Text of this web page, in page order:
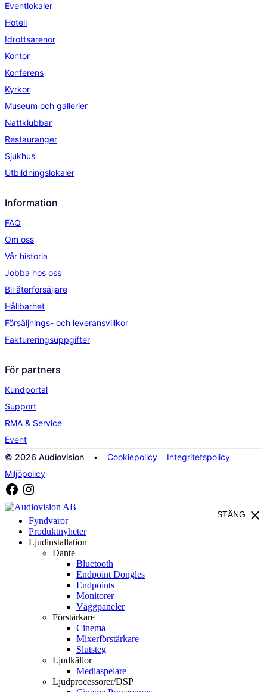
Eventlokaler
Hotell
Idrottsarenor
Kontor
Konferens
Kyrkor
Museum och gallerier
Nattklubbar
Restauranger
Sjukhus
Utbildningslokaler
Information
FAQ
Om oss
Vår historia
Jobba hos oss
Bli återförsäljare
Hållbarhet
Försäljnings- och leveransvillkor
Faktureringsuppgifter
För partners
Kundportal
Support
RMA & Service
Event
© 2026 Audiovision •
Cookiepolicy
Integritetspolicy
Miljöpolicy
close
STÄNG
Fyndvaror
Produktnyheter
Ljudinstallation
Dante
Bluetooth
Endpoint Dongles
Endpoints
Monitorer
Väggpaneler
Förstärkare
Cinema
Mixerförstärkare
Slutsteg
Ljudkällor
Mediaspelare
Ljudprocessorer/DSP